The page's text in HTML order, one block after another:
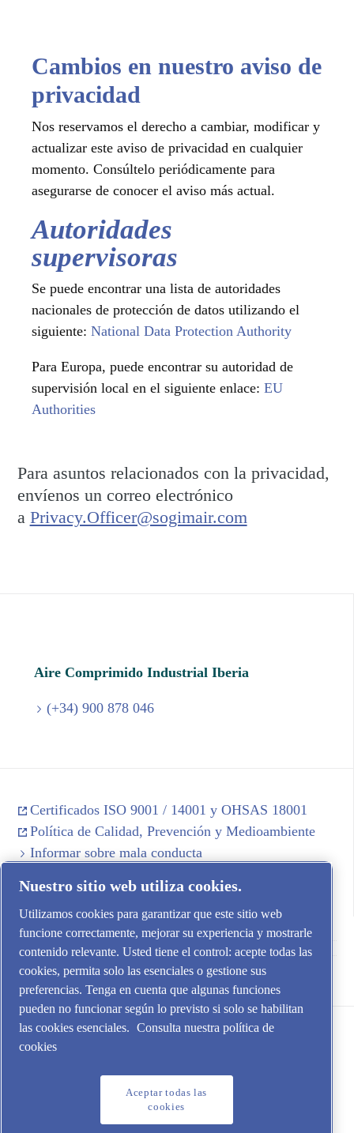
Cambios en nuestro aviso de
privacidad
Nos reservamos el derecho a cambiar, modificar y
actualizar este aviso de privacidad en cualquier
momento. Consúltelo periódicamente para
asegurarse de conocer el aviso más actual.
Autoridades
supervisoras
Se puede encontrar una lista de autoridades
nacionales de protección de datos utilizando el
siguiente: National Data Protection Authority
Para Europa, puede encontrar su autoridad de
supervisión local en el siguiente enlace: EU
Authorities
Para asuntos relacionados con la privacidad,
envíenos un correo electrónico
a Privacy.Officer@sogimair.com
Aire Comprimido Industrial Iberia
(+34) 900 878 046
Certificados ISO 9001 / 14001 y OHSAS 18001
Política de Calidad, Prevención y Medioambiente
Informar sobre mala conducta
Aire Comprimido Industrial Iberia SL
Nuestro sitio web utiliza cookies.
Utilizamos cookies para garantizar que este sitio web
funcione correctamente, mejorar su experiencia y mostrarle
contenido relevante. Usted tiene el control: acepte todas las
cookies, permita solo las esenciales o gestione sus
preferencias. Tenga en cuenta que algunas funciones
pueden no funcionar según lo previsto si solo se habilitan
las cookies esenciales. Consulta nuestra política de
cookies
Aceptar todas las
cookies